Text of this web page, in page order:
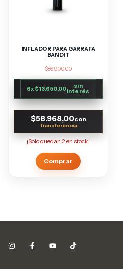
INFLADOR PARA GARRAFA
BANDIT
$86.900,00
6x$13.650,00 sin
interés
$58.968,00con
¡Solo quedan 2en stock!